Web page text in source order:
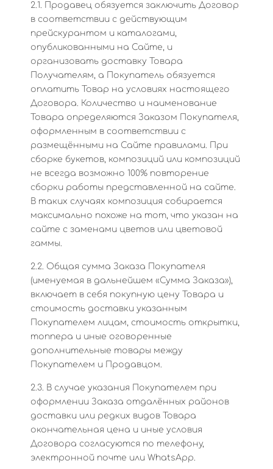
2.1. Продавец обязуется заключить Договор
в соответствии с действующим
прейскурантом и каталогами,
опубликованными на Сайте, и
организовать доставку Товара
Получателям, а Покупатель обязуется
оплатить Товар на условиях настоящего
Договора. Количество и наименование
Товара определяются Заказом Покупателя,
оформленным в соответствии с
размещёнными на Сайте правилами. При
сборке букетов, композиций или композиций
не всегда возможно 100% повторение
сборки работы представленной на сайте.
В таких случаях композиция собирается
максимально похоже на тот, что указан на
сайте с заменами цветов или цветовой
гаммы.
2.2. Общая сумма Заказа Покупателя
(именуемая в дальнейшем «Сумма Заказа»),
включает в себя покупную цену Товара и
стоимость доставки указанным
Покупателем лицам, стоимость открытки,
топпера и иные оговоренные
дополнительные товары между
Покупателем и Продавцом.
2.3. В случае указания Покупателем при
оформлении Заказа отдалённых районов
доставки или редких видов Товара
окончательная цена и иные условия
Договора согласуются по телефону,
электронной почте или WhatsApp.